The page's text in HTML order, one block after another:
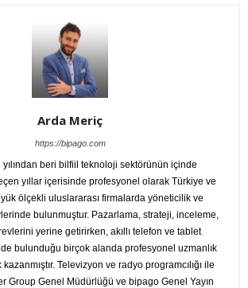
Arda Meriç
https://bipago.com
yılından beri bilfiil teknoloji sektörünün içinde
yıllar içerisinde profesyonel olarak Türkiye ve
ölçekli uluslararası firmalarda yöneticilik ve
bulunmuştur. Pazarlama, strateji, inceleme,
yerine getirirken, akıllı telefon ve tablet
bulunduğu birçok alanda profesyonel uzmanlık
Televizyon ve radyo programcılığı ile
Group Genel Müdürlüğü ve bipago Genel Yayın